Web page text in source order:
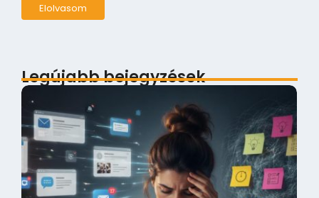
Elolvasom
Legújabb bejegyzések